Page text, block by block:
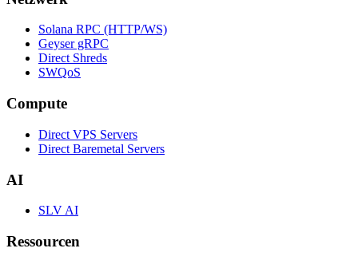
Solana RPC (HTTP/WS)
Geyser gRPC
Direct Shreds
SWQoS
Compute
Direct VPS Servers
Direct Baremetal Servers
AI
SLV AI
Ressourcen